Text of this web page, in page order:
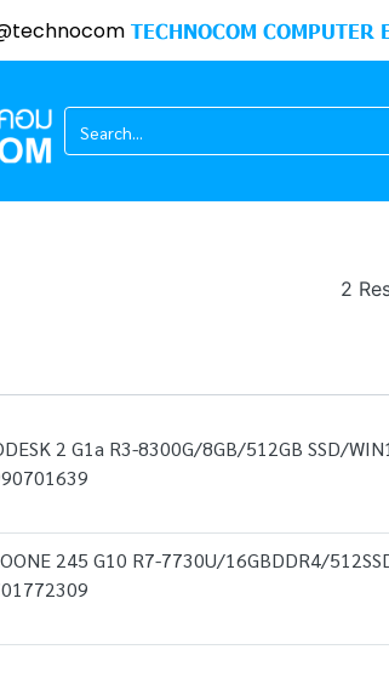
TECHNOCOM COMPUTER
2
2 G1a R3-8300G/8GB/512GB SSD/
245 G10 R7-7730U/16GBDDR4/